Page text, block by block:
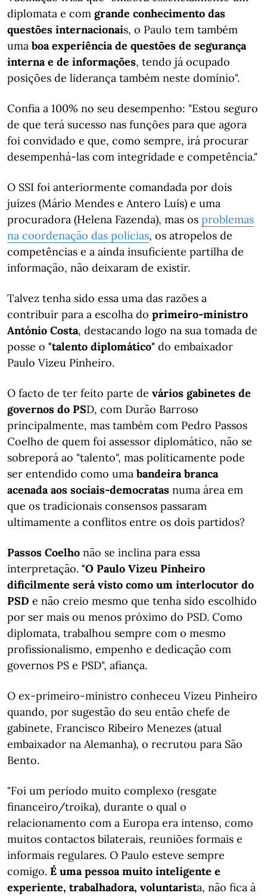
diplomata e com grande conhecimento das
questões internacionais, o Paulo tem também
uma boa experiência de questões de segurança
interna e de informações, tendo já ocupado
posições de liderança também neste domínio".
Confia a 100% no seu desempenho: "Estou seguro
de que terá sucesso nas funções para que agora
foi convidado e que, como sempre, irá procurar
desempenhá-las com integridade e competência."
O SSI foi anteriormente comandada por dois
juízes (Mário Mendes e Antero Luís) e uma
procuradora (Helena Fazenda), mas os problemas
na coordenação das polícias, os atropelos de
competências e a ainda insuficiente partilha de
informação, não deixaram de existir.
Talvez tenha sido essa uma das razões a
contribuir para a escolha do primeiro-ministro
António Costa, destacando logo na sua tomada de
posse o "talento diplomático" do embaixador
Paulo Vizeu Pinheiro.
O facto de ter feito parte de vários gabinetes de
governos do PSD, com Durão Barroso
principalmente, mas também com Pedro Passos
Coelho de quem foi assessor diplomático, não se
sobreporá ao "talento", mas politicamente pode
ser entendido como uma bandeira branca
acenada aos sociais-democratas numa área em
que os tradicionais consensos passaram
ultimamente a conflitos entre os dois partidos?
Passos Coelho não se inclina para essa
interpretação. "O Paulo Vizeu Pinheiro
dificilmente será visto como um interlocutor do
PSD e não creio mesmo que tenha sido escolhido
por ser mais ou menos próximo do PSD. Como
diplomata, trabalhou sempre com o mesmo
profissionalismo, empenho e dedicação com
governos PS e PSD", afiança.
O ex-primeiro-ministro conheceu Vizeu Pinheiro
quando, por sugestão do seu então chefe de
gabinete, Francisco Ribeiro Menezes (atual
embaixador na Alemanha), o recrutou para São
Bento.
"Foi um período muito complexo (resgate
financeiro/troika), durante o qual o
relacionamento com a Europa era intenso, como
muitos contactos bilaterais, reuniões formais e
informais regulares. O Paulo esteve sempre
comigo. É uma pessoa muito inteligente e
experiente, trabalhadora, voluntarista, não fica à